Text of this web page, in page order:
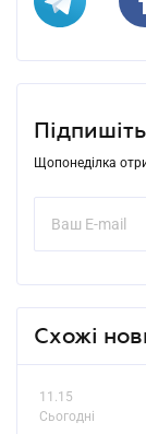
Щопонеділка
Схожі
11.15
Сьогодні